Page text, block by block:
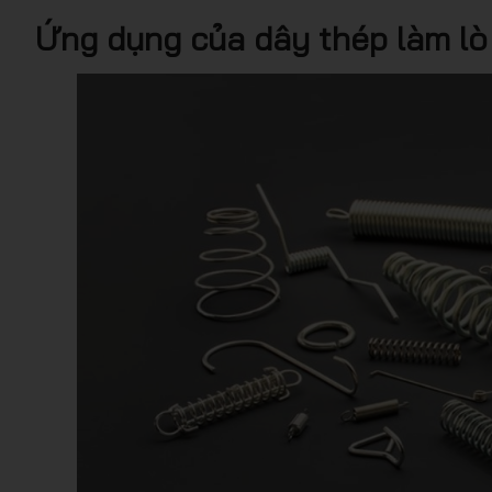
Ứng dụng của dây thép làm